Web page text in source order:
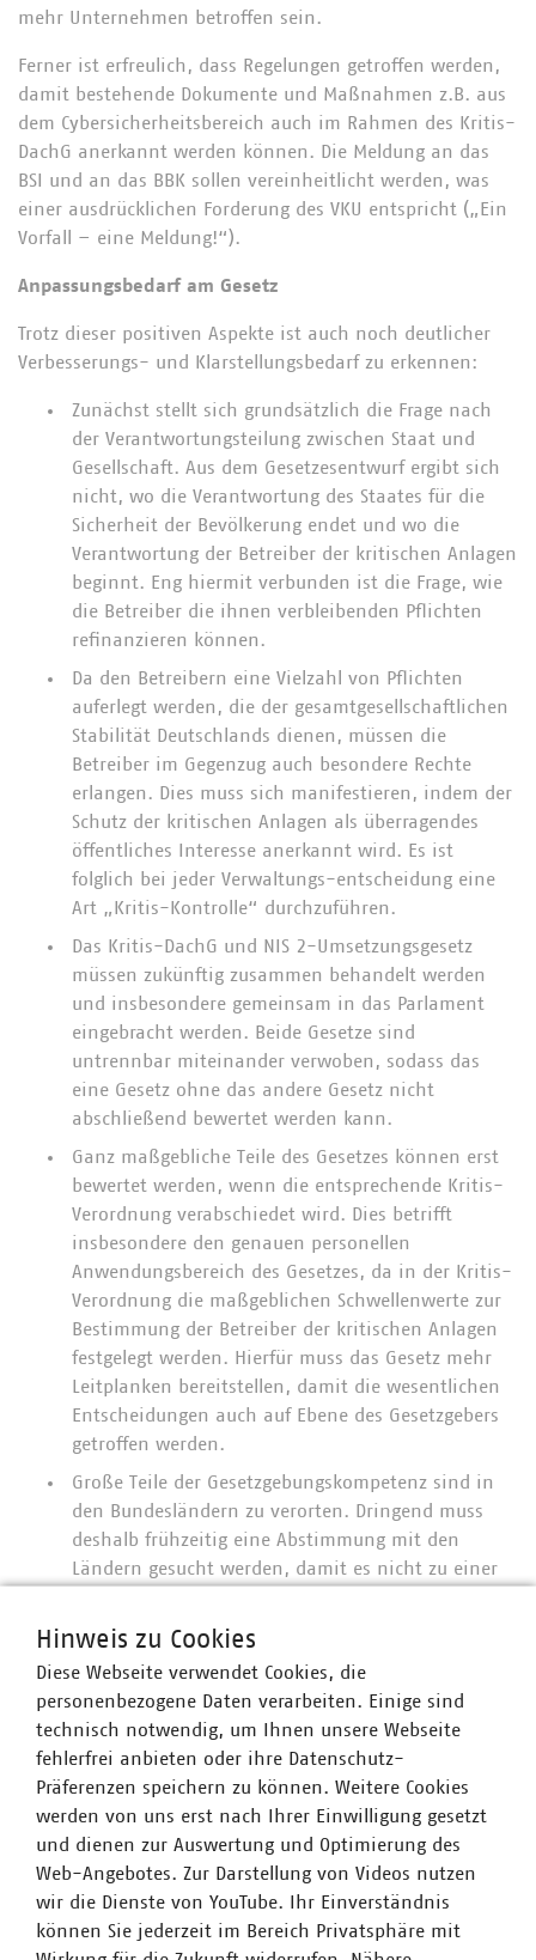
mehr Unternehmen betroffen sein.
Ferner ist erfreulich, dass Regelungen getroffen werden,
damit bestehende Dokumente und Maßnahmen z.B. aus
dem Cybersicherheitsbereich auch im Rahmen des Kritis-
DachG anerkannt werden können. Die Meldung an das
BSI und an das BBK sollen vereinheitlicht werden, was
einer ausdrücklichen Forderung des VKU entspricht („Ein
Vorfall – eine Meldung!“).
Anpassungsbedarf am Gesetz
Trotz dieser positiven Aspekte ist auch noch deutlicher
Verbesserungs- und Klarstellungsbedarf zu erkennen:
Zunächst stellt sich grundsätzlich die Frage nach
der Verantwortungsteilung zwischen Staat und
Gesellschaft. Aus dem Gesetzesentwurf ergibt sich
nicht, wo die Verantwortung des Staates für die
Sicherheit der Bevölkerung endet und wo die
Verantwortung der Betreiber der kritischen Anlagen
beginnt. Eng hiermit verbunden ist die Frage, wie
die Betreiber die ihnen verbleibenden Pflichten
refinanzieren können.
Da den Betreibern eine Vielzahl von Pflichten
auferlegt werden, die der gesamtgesellschaftlichen
Stabilität Deutschlands dienen, müssen die
Betreiber im Gegenzug auch besondere Rechte
erlangen. Dies muss sich manifestieren, indem der
Schutz der kritischen Anlagen als überragendes
öffentliches Interesse anerkannt wird. Es ist
folglich bei jeder Verwaltungs-entscheidung eine
Art „Kritis-Kontrolle“ durchzuführen.
Das Kritis-DachG und NIS 2-Umsetzungsgesetz
müssen zukünftig zusammen behandelt werden
und insbesondere gemeinsam in das Parlament
eingebracht werden. Beide Gesetze sind
untrennbar miteinander verwoben, sodass das
eine Gesetz ohne das andere Gesetz nicht
abschließend bewertet werden kann.
Ganz maßgebliche Teile des Gesetzes können erst
bewertet werden, wenn die entsprechende Kritis-
Verordnung verabschiedet wird. Dies betrifft
insbesondere den genauen personellen
Anwendungsbereich des Gesetzes, da in der Kritis-
Verordnung die maßgeblichen Schwellenwerte zur
Bestimmung der Betreiber der kritischen Anlagen
festgelegt werden. Hierfür muss das Gesetz mehr
Leitplanken bereitstellen, damit die wesentlichen
Entscheidungen auch auf Ebene des Gesetzgebers
getroffen werden.
Große Teile der Gesetzgebungskompetenz sind in
den Bundesländern zu verorten. Dringend muss
deshalb frühzeitig eine Abstimmung mit den
Ländern gesucht werden, damit es nicht zu einer
der Landes- oder kommunalen Ebene kommt.
zur Regulierung der kritischen Infrastrukturen
vollständig auf die Bundesebene verlagert werden.
Am 05.09.2023 wird eine mündliche Anhörung zu dem
Gesetz im BMI stattfinden, an dem der VKU teilnimmt.
Ansprechpartner
Hinweis zu Cookies
Diese Webseite verwendet Cookies, die
personenbezogene Daten verarbeiten. Einige sind
technisch notwendig, um Ihnen unsere Webseite
fehlerfrei anbieten oder ihre Datenschutz-
Präferenzen speichern zu können. Weitere Cookies
werden von uns erst nach Ihrer Einwilligung gesetzt
und dienen zur Auswertung und Optimierung des
Web-Angebotes. Zur Darstellung von Videos nutzen
wir die Dienste von YouTube. Ihr Einverständnis
können Sie jederzeit im Bereich Privatsphäre mit